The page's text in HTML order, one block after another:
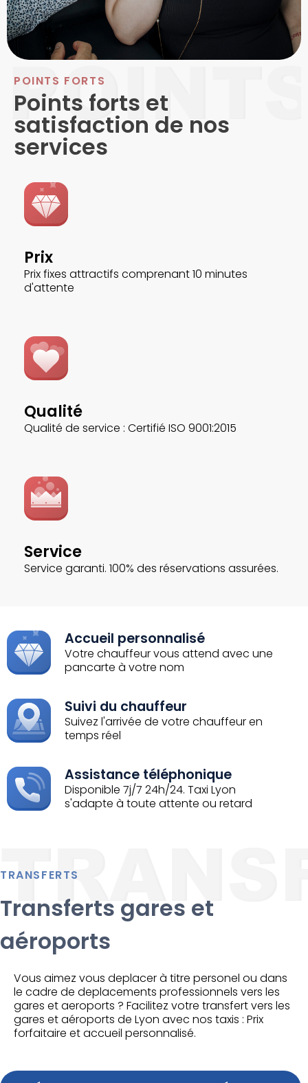
POINTS FORTS
Points forts et
satisfaction de nos
services
Prix
Prix fixes attractifs comprenant 10 minutes
d'attente
Qualité
Qualité de service : Certifié ISO 9001:2015
Service
Service garanti. 100% des réservations assurées.
Accueil personnalisé
Votre chauffeur vous attend avec une
pancarte à votre nom
Suivi du chauffeur
Suivez l'arrivée de votre chauffeur en
temps réel
Assistance téléphonique
Disponible 7j/7 24h/24. Taxi Lyon
s'adapte à toute attente ou retard
TRANSFERTS
Transferts gares et
aéroports
Vous aimez vous deplacer à titre personel ou dans
le cadre de deplacements professionnels vers les
gares et aeroports ? Facilitez votre transfert vers les
gares et aéroports de Lyon avec nos taxis : Prix
forfaitaire et accueil personnalisé.